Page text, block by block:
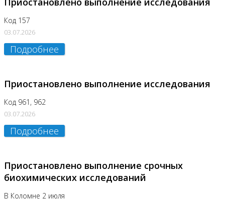
Код 157
03.07.2026
Подробнее
Приостановлено выполнение исследования
Код 961, 962
03.07.2026
Подробнее
Приостановлено выполнение срочных
биохимических исследований
В Коломне 2 июля